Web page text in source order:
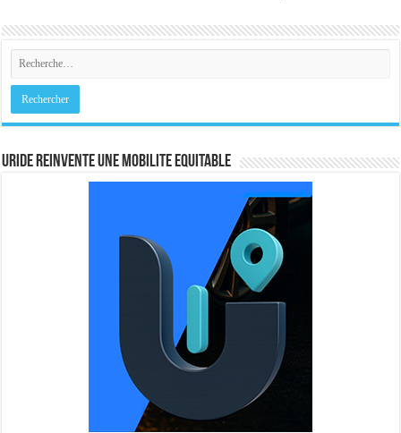
URIDE REINVENTE UNE MOBILITE EQUITABLE